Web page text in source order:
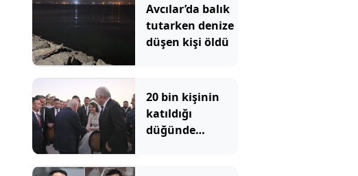
Avcılar’da balık
tutarken denize
düşen kişi öldü
20 bin kişinin
katıldığı
düğünde